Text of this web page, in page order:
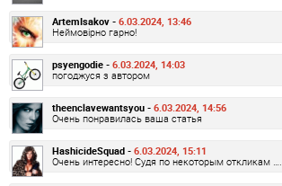
ArtemIsakov - 6.03.2024, 13:46
Неймовірно гарно!
psyengodie - 6.03.2024, 14:03
погоджуся з автором
theenclavewantsyou - 6.03.2024, 14:56
Очень понравилась ваша статья
HashicideSquad - 6.03.2024, 15:11
Очень интересно! Судя по некоторым откликам ….